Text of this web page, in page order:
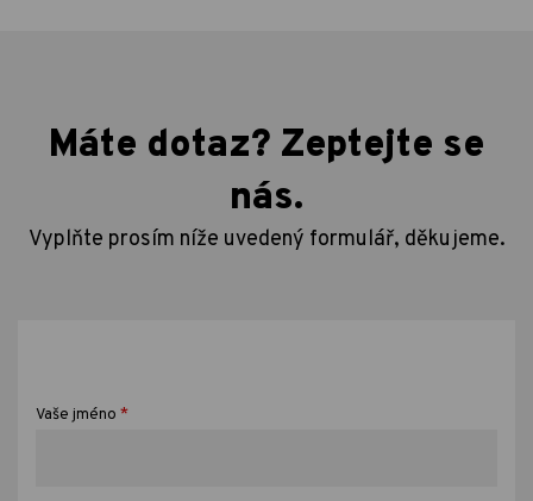
Máte dotaz? Zeptejte se
nás.
Vyplňte prosím níže uvedený formulář, děkujeme.
Vaše jméno *